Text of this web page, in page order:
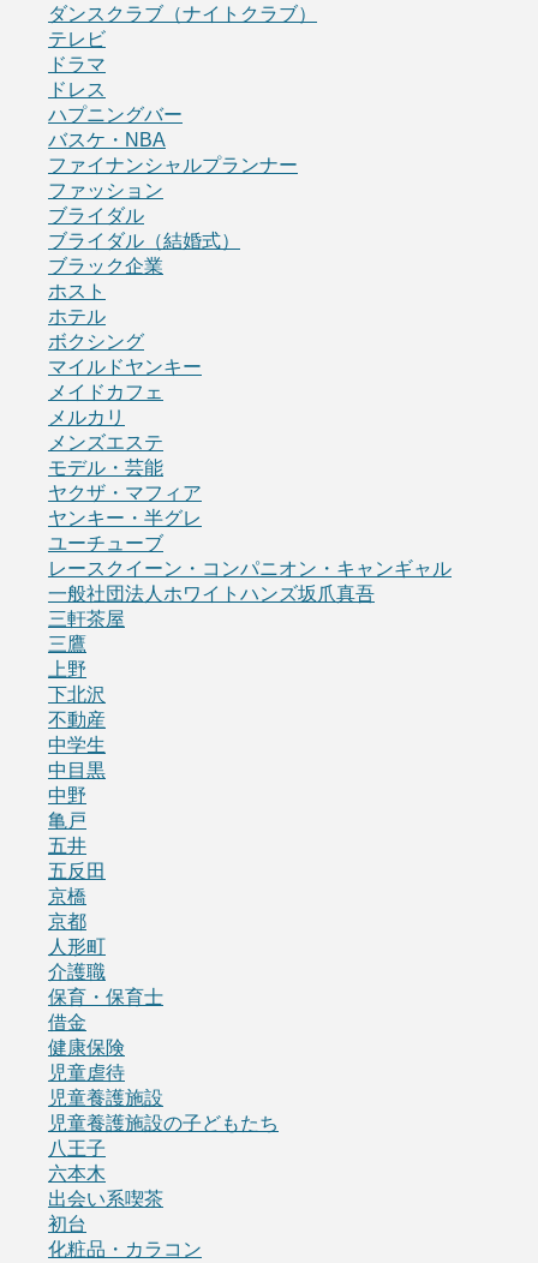
ダンスクラブ（ナイトクラブ）
テレビ
ドラマ
ドレス
ハプニングバー
バスケ・NBA
ファイナンシャルプランナー
ファッション
ブライダル
ブライダル（結婚式）
ブラック企業
ホスト
ホテル
ボクシング
マイルドヤンキー
メイドカフェ
メルカリ
メンズエステ
モデル・芸能
ヤクザ・マフィア
ヤンキー・半グレ
ユーチューブ
レースクイーン・コンパニオン・キャンギャル
一般社団法人ホワイトハンズ坂爪真吾
三軒茶屋
三鷹
上野
下北沢
不動産
中学生
中目黒
中野
亀戸
五井
五反田
京橋
京都
人形町
介護職
保育・保育士
借金
健康保険
児童虐待
児童養護施設
児童養護施設の子どもたち
八王子
六本木
出会い系喫茶
初台
化粧品・カラコン